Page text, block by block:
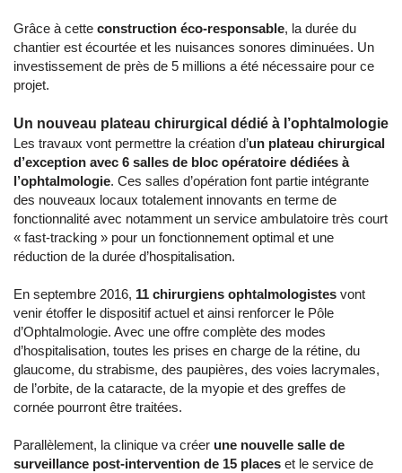
Grâce à cette construction éco-responsable, la durée du
chantier est écourtée et les nuisances sonores diminuées. Un
investissement de près de 5 millions a été nécessaire pour ce
projet.
Un nouveau plateau chirurgical dédié à l’ophtalmologie
Les travaux vont permettre la création d’un plateau chirurgical
d’exception avec 6 salles de bloc opératoire dédiées à
l’ophtalmologie. Ces salles d’opération font partie intégrante
des nouveaux locaux totalement innovants en terme de
fonctionnalité avec notamment un service ambulatoire très court
« fast-tracking » pour un fonctionnement optimal et une
réduction de la durée d’hospitalisation.
En septembre 2016, 11 chirurgiens ophtalmologistes vont
venir étoffer le dispositif actuel et ainsi renforcer le Pôle
d’Ophtalmologie. Avec une offre complète des modes
d’hospitalisation, toutes les prises en charge de la rétine, du
glaucome, du strabisme, des paupières, des voies lacrymales,
de l’orbite, de la cataracte, de la myopie et des greffes de
cornée pourront être traitées.
Parallèlement, la clinique va créer une nouvelle salle de
surveillance post-intervention de 15 places et le service de